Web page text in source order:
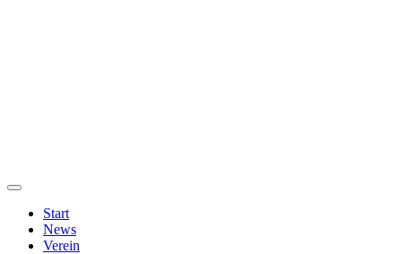
Start
News
Verein